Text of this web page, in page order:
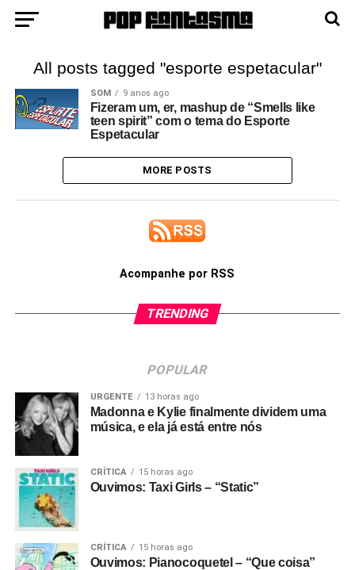
All posts tagged "esporte espetacular"
SOM 9 anos ago
Fizeram um, er, mashup de “Smells like
teen spirit” com o tema do Esporte
Espetacular
MORE POSTS
Acompanhe por RSS
TRENDING
POPULAR
URGENTE 13 horas ago
Madonna e Kylie finalmente dividem uma
música, e ela já está entre nós
CRÍTICA 15 horas ago
Ouvimos: Taxi Girls – “Static”
CRÍTICA 15 horas ago
Ouvimos: Pianocoquetel – “Que coisa”